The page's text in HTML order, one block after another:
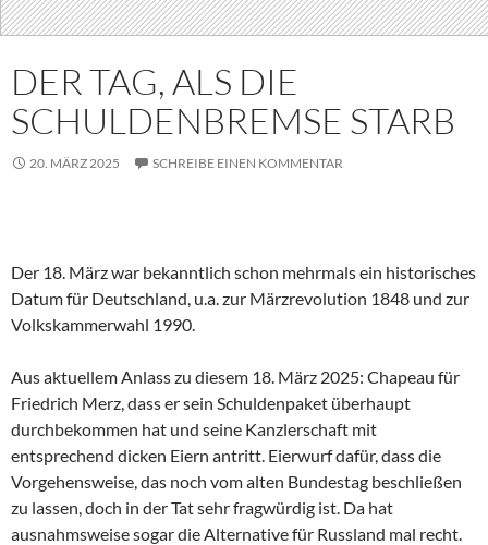
DER TAG, ALS DIE
SCHULDENBREMSE STARB
20. MÄRZ 2025 SCHREIBE EINEN KOMMENTAR
Der 18. März war bekanntlich schon mehrmals ein historisches
Datum für Deutschland, u.a. zur Märzrevolution 1848 und zur
Volkskammerwahl 1990.
Aus aktuellem Anlass zu diesem 18. März 2025: Chapeau für
Friedrich Merz, dass er sein Schuldenpaket überhaupt
durchbekommen hat und seine Kanzlerschaft mit
entsprechend dicken Eiern antritt. Eierwurf dafür, dass die
Vorgehensweise, das noch vom alten Bundestag beschließen
zu lassen, doch in der Tat sehr fragwürdig ist. Da hat
ausnahmsweise sogar die Alternative für Russland mal recht.